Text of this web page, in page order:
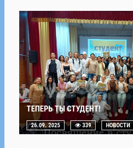
ТЕПЕРЬ ТЫ СТУДЕНТ!
26.09. 2025 339 НОВОСТИ